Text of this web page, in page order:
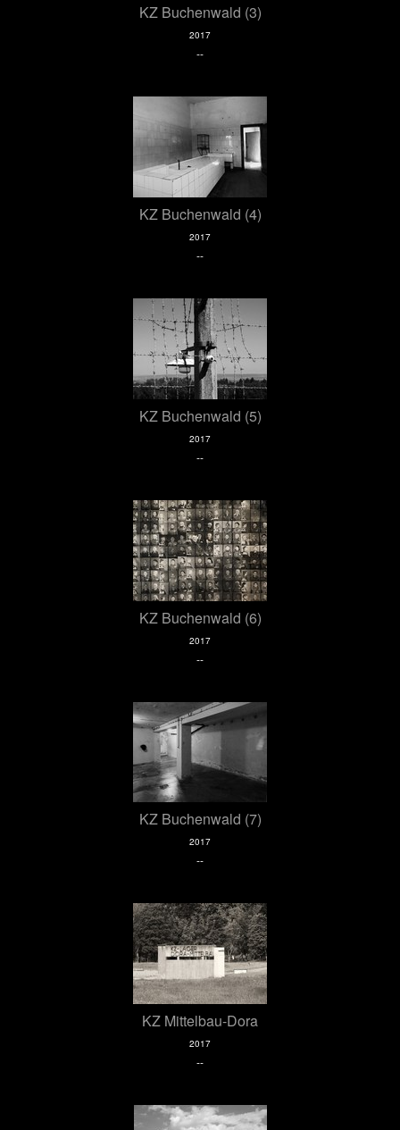
KZ Buchenwald (3)
2017
--
KZ Buchenwald (4)
2017
--
KZ Buchenwald (5)
2017
--
KZ Buchenwald (6)
2017
--
KZ Buchenwald (7)
2017
--
KZ Mittelbau-Dora
2017
--